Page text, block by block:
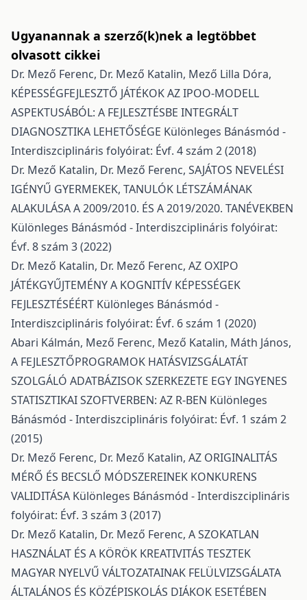
Ugyanannak a szerző(k)nek a legtöbbet
olvasott cikkei
Dr. Mező Ferenc, Dr. Mező Katalin, Mező Lilla Dóra,
KÉPESSÉGFEJLESZTŐ JÁTÉKOK AZ IPOO-MODELL
ASPEKTUSÁBÓL: A FEJLESZTÉSBE INTEGRÁLT
DIAGNOSZTIKA LEHETŐSÉGE Különleges Bánásmód -
Interdiszciplináris folyóirat: Évf. 4 szám 2 (2018)
Dr. Mező Katalin, Dr. Mező Ferenc, SAJÁTOS NEVELÉSI
IGÉNYŰ GYERMEKEK, TANULÓK LÉTSZÁMÁNAK
ALAKULÁSA A 2009/2010. ÉS A 2019/2020. TANÉVEKBEN
Különleges Bánásmód - Interdiszciplináris folyóirat:
Évf. 8 szám 3 (2022)
Dr. Mező Katalin, Dr. Mező Ferenc, AZ OXIPO
JÁTÉKGYŰJTEMÉNY A KOGNITÍV KÉPESSÉGEK
FEJLESZTÉSÉÉRT Különleges Bánásmód -
Interdiszciplináris folyóirat: Évf. 6 szám 1 (2020)
Abari Kálmán, Mező Ferenc, Mező Katalin, Máth János,
A FEJLESZTŐPROGRAMOK HATÁSVIZSGÁLATÁT
SZOLGÁLÓ ADATBÁZISOK SZERKEZETE EGY INGYENES
STATISZTIKAI SZOFTVERBEN: AZ R-BEN Különleges
Bánásmód - Interdiszciplináris folyóirat: Évf. 1 szám 2
(2015)
Dr. Mező Ferenc, Dr. Mező Katalin, AZ ORIGINALITÁS
MÉRŐ ÉS BECSLŐ MÓDSZEREINEK KONKURENS
VALIDITÁSA Különleges Bánásmód - Interdiszciplináris
folyóirat: Évf. 3 szám 3 (2017)
Dr. Mező Katalin, Dr. Mező Ferenc, A SZOKATLAN
HASZNÁLAT ÉS A KÖRÖK KREATIVITÁS TESZTEK
MAGYAR NYELVŰ VÁLTOZATAINAK FELÜLVIZSGÁLATA
ÁLTALÁNOS ÉS KÖZÉPISKOLÁS DIÁKOK ESETÉBEN